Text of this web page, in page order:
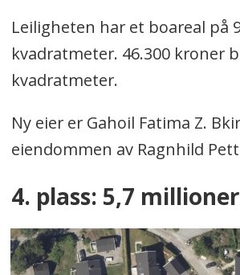
Leiligheten har et boareal på
kvadratmeter. 46.300 kroner
kvadratmeter.
Ny eier er Gahoil Fatima Z.
eiendommen av Ragnhild
4. plass: 5,7 millioner